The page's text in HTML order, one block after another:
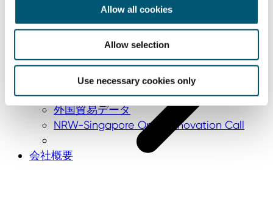
Allow all cookies
Allow selection
Use necessary cookies only
国際見本市
企業向け視察ツアー
外国貿易データ
NRW-Singapore Open Innovation Call
会社概要